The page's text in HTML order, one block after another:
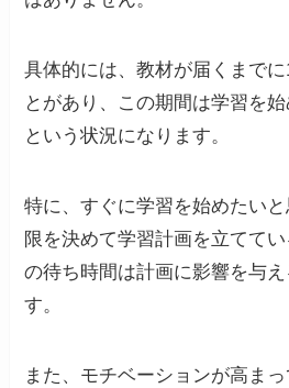
具体的には、教材が届くまで
とがあり、この期間は学習を
という状況になります​​。
特に、すぐに学習を始めたい
限を決めて学習計画を立てて
の待ち時間は計画に影響を与
す。
また、モチベーションが高ま